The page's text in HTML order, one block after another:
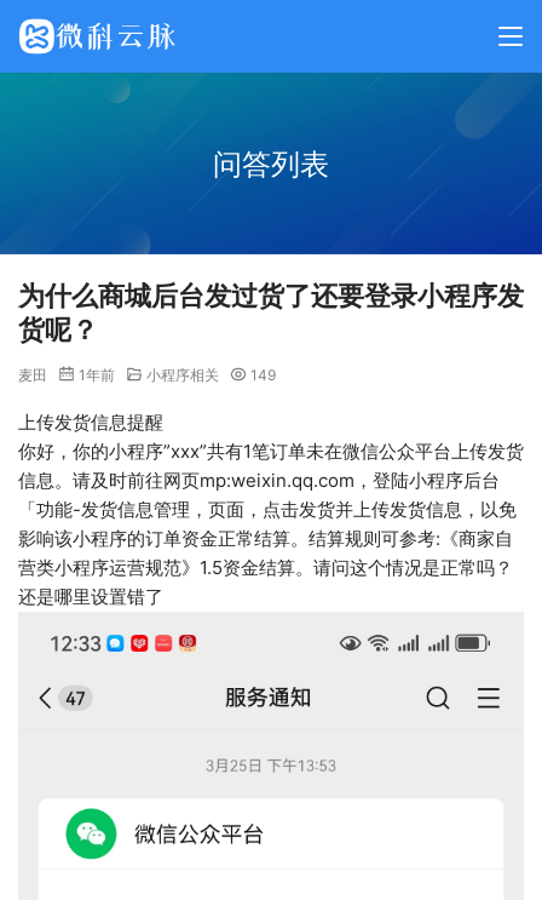
问答列表
为什么商城后台发过货了还要登录小程序发
货呢？
麦田 1年前 小程序相关 149
上传发货信息提醒
你好，你的小程序”xxx”共有1笔订单未在微信公众平台上传发货
信息。请及时前往网页mp:weixin.qq.com，登陆小程序后台
「功能-发货信息管理，页面，点击发货并上传发货信息，以免
影响该小程序的订单资金正常结算。结算规则可参考:《商家自
营类小程序运营规范》1.5资金结算。请问这个情况是正常吗？
还是哪里设置错了